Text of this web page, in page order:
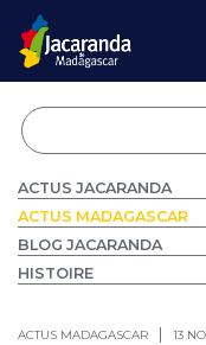
ACTUS JACARANDA
ACTUS MADAGASCAR
BLOG JACARANDA
HISTOIRE
ACTUS MADAGASCAR 13